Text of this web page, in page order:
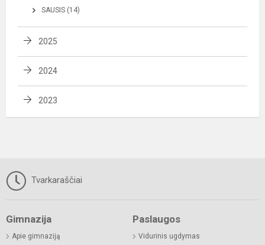
SAUSIS (14)
2025
2024
2023
Tvarkaraščiai
Gimnazija
Apie gimnaziją
Paslaugos
Vidurinis ugdymas